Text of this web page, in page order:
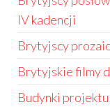
IV kadencji
Brytyjscy
Brytyjskie filmy
Budynki